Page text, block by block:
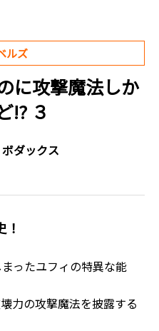
ルズ
に攻撃魔法しか
!? ３
ボダックス
ったユフィの特異な能
力の攻撃魔法を披露する